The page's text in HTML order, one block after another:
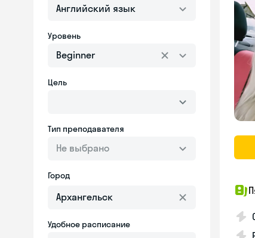
Английский язык
Уровень
Beginner
Цель
Тип преподавателя
Не выбрано
Город
Удобное расписание